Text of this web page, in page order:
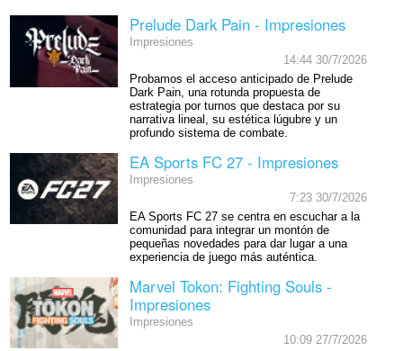
Prelude Dark Pain - Impresiones
Impresiones
14:44 30/7/2026
Probamos el acceso anticipado de Prelude
Dark Pain, una rotunda propuesta de
estrategia por turnos que destaca por su
narrativa lineal, su estética lúgubre y un
profundo sistema de combate.
EA Sports FC 27 - Impresiones
Impresiones
7:23 30/7/2026
EA Sports FC 27 se centra en escuchar a la
comunidad para integrar un montón de
pequeñas novedades para dar lugar a una
experiencia de juego más auténtica.
Marvel Tokon: Fighting Souls -
Impresiones
Impresiones
10:09 27/7/2026